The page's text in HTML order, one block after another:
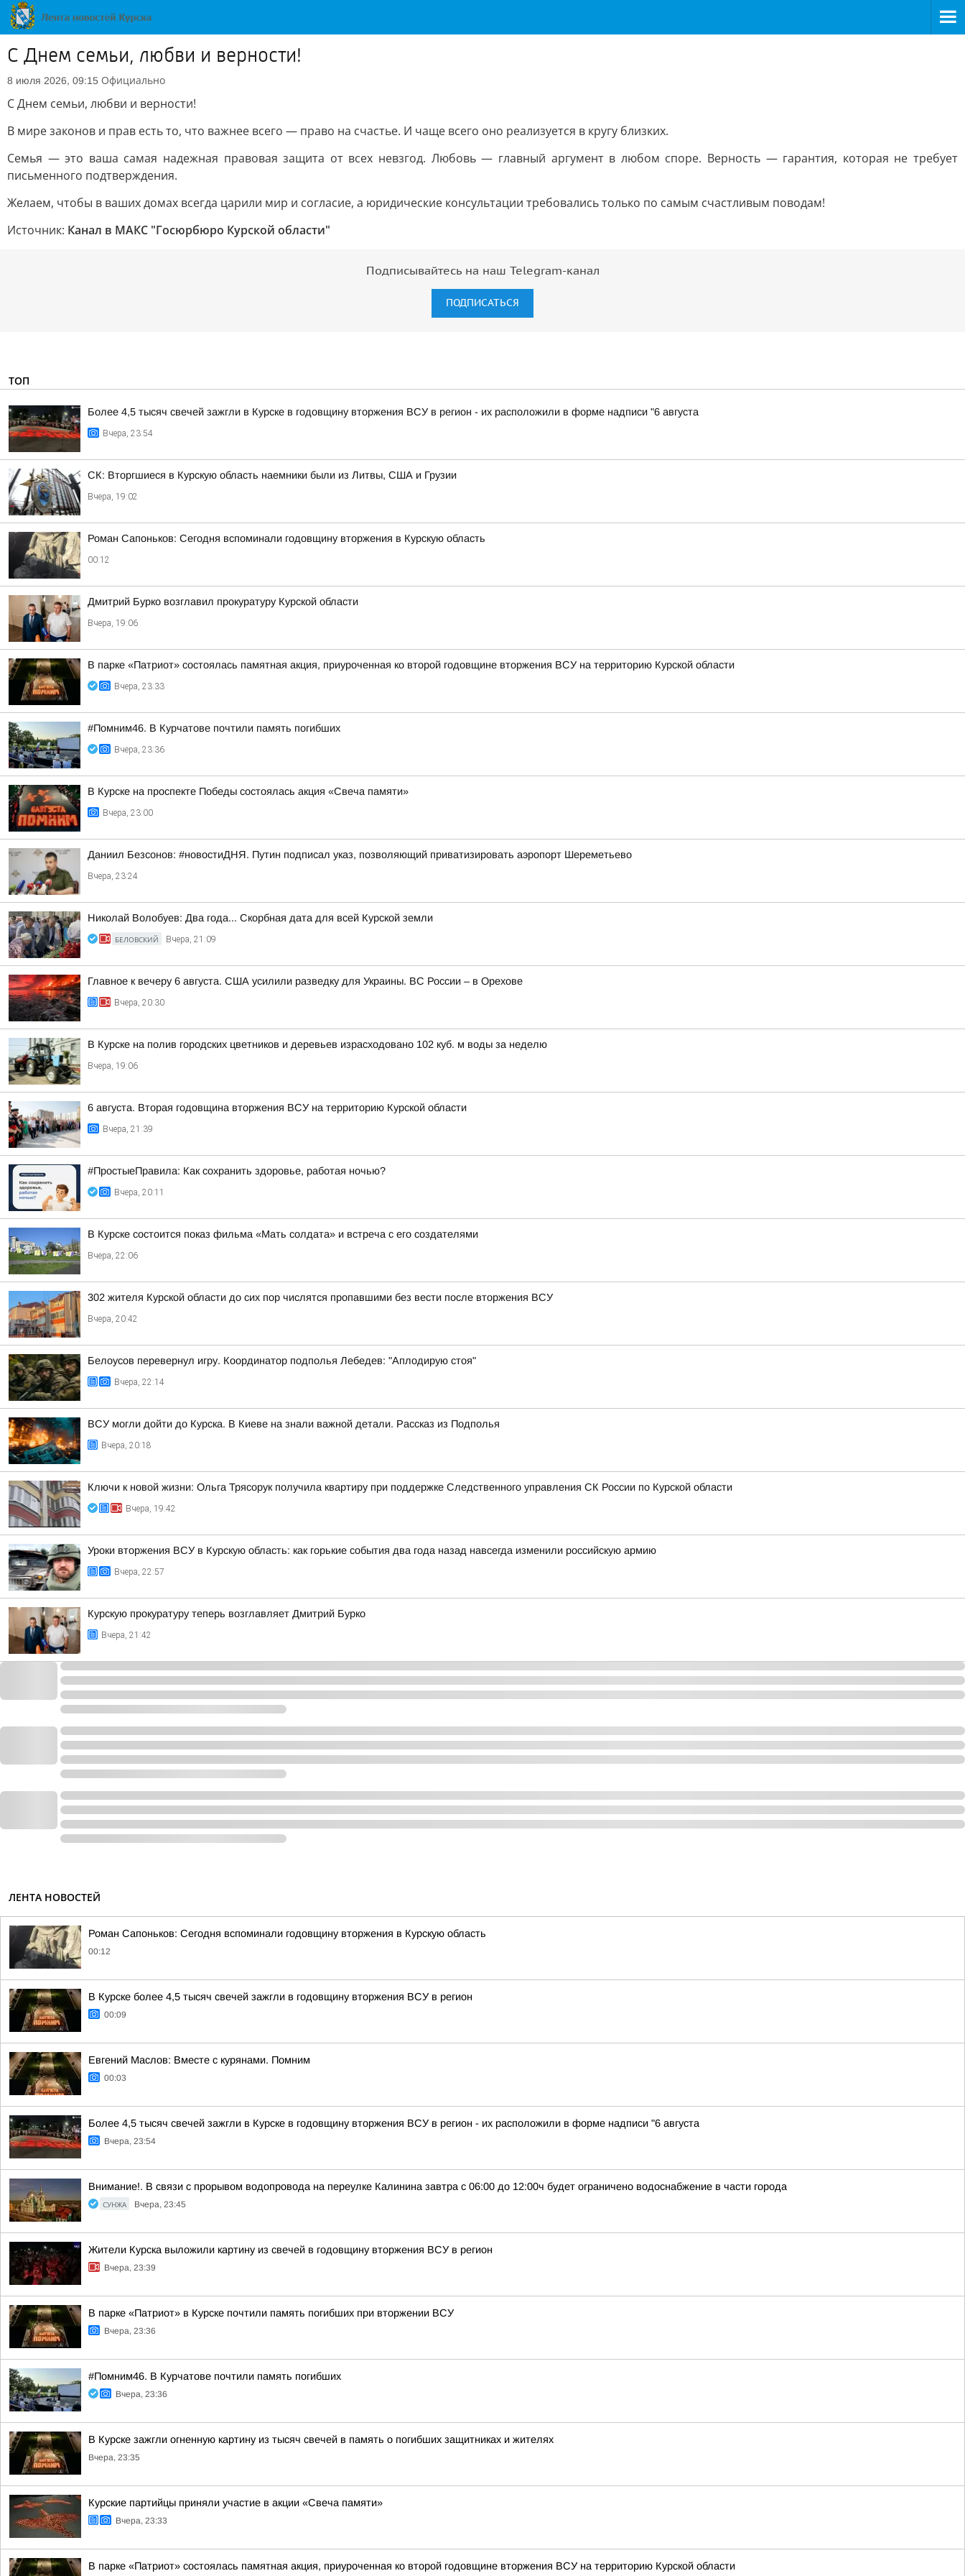
С Днем семьи, любви и верности!
8 июля 2026, 09:15 Официально
С Днем семьи, любви и верности!
В мире законов и прав есть то, что важнее всего — право на счастье. И чаще всего оно реализуется в кругу близких.
Семья — это ваша самая надежная правовая защита от всех невзгод. Любовь — главный аргумент в любом споре. Верность — гарантия, которая не требует
письменного подтверждения.
Желаем, чтобы в ваших домах всегда царили мир и согласие, а юридические консультации требовались только по самым счастливым поводам!
Источник: Канал в МАКС "Госюрбюро Курской области"
Подписывайтесь на наш Telegram-канал
ПОДПИСАТЬСЯ
ТОП
Более 4,5 тысяч свечей зажгли в Курске в годовщину вторжения ВСУ в регион - их расположили в форме надписи "6 августа
Вчера, 23:54
СК: Вторгшиеся в Курскую область наемники были из Литвы, США и Грузии
Вчера, 19:02
Роман Сапоньков: Сегодня вспоминали годовщину вторжения в Курскую область
00:12
Дмитрий Бурко возглавил прокуратуру Курской области
Вчера, 19:06
В парке «Патриот» состоялась памятная акция, приуроченная ко второй годовщине вторжения ВСУ на территорию Курской области
Вчера, 23:33
#Помним46. В Курчатове почтили память погибших
Вчера, 23:36
В Курске на проспекте Победы состоялась акция «Свеча памяти»
Вчера, 23:00
Даниил Безсонов: #новостиДНЯ. Путин подписал указ, позволяющий приватизировать аэропорт Шереметьево
Вчера, 23:24
Николай Волобуев: Два года... Скорбная дата для всей Курской земли
БЕЛОВСКИЙ Вчера, 21:09
Главное к вечеру 6 августа. США усилили разведку для Украины. ВС России – в Орехове
Вчера, 20:30
В Курске на полив городских цветников и деревьев израсходовано 102 куб. м воды за неделю
Вчера, 19:06
6 августа. Вторая годовщина вторжения ВСУ на территорию Курской области
Вчера, 21:39
#ПростыеПравила: Как сохранить здоровье, работая ночью?
Вчера, 20:11
В Курске состоится показ фильма «Мать солдата» и встреча с его создателями
Вчера, 22:06
302 жителя Курской области до сих пор числятся пропавшими без вести после вторжения ВСУ
Вчера, 20:42
Белоусов перевернул игру. Координатор подполья Лебедев: "Аплодирую стоя"
Вчера, 22:14
ВСУ могли дойти до Курска. В Киеве на знали важной детали. Рассказ из Подполья
Вчера, 20:18
Ключи к новой жизни: Ольга Трясорук получила квартиру при поддержке Следственного управления СК России по Курской области
Вчера, 19:42
Уроки вторжения ВСУ в Курскую область: как горькие события два года назад навсегда изменили российскую армию
Вчера, 22:57
Курскую прокуратуру теперь возглавляет Дмитрий Бурко
Вчера, 21:42
ЛЕНТА НОВОСТЕЙ
Роман Сапоньков: Сегодня вспоминали годовщину вторжения в Курскую область
00:12
В Курске более 4,5 тысяч свечей зажгли в годовщину вторжения ВСУ в регион
00:09
Евгений Маслов: Вместе с курянами. Помним
00:03
Более 4,5 тысяч свечей зажгли в Курске в годовщину вторжения ВСУ в регион - их расположили в форме надписи "6 августа
Вчера, 23:54
Внимание!. В связи с прорывом водопровода на переулке Калинина завтра с 06:00 до 12:00ч будет ограничено водоснабжение в части города
СУНЖА Вчера, 23:45
Жители Курска выложили картину из свечей в годовщину вторжения ВСУ в регион
Вчера, 23:39
В парке «Патриот» в Курске почтили память погибших при вторжении ВСУ
Вчера, 23:36
#Помним46. В Курчатове почтили память погибших
Вчера, 23:36
В Курске зажгли огненную картину из тысяч свечей в память о погибших защитниках и жителях
Вчера, 23:35
Курские партийцы приняли участие в акции «Свеча памяти»
Вчера, 23:33
В парке «Патриот» состоялась памятная акция, приуроченная ко второй годовщине вторжения ВСУ на территорию Курской области